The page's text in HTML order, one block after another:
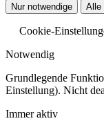
Nur notwendige Alle
Cookie-
Notwendig
Grundlegende
Einstellung). Nicht
Immer aktiv